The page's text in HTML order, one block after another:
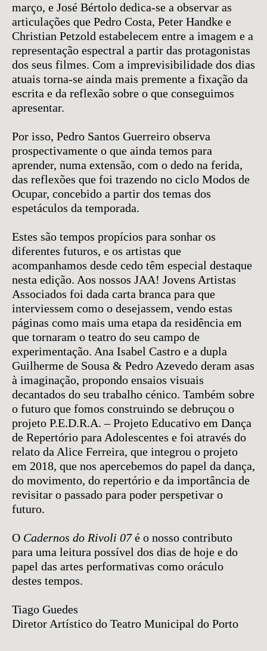
março, e José Bértolo dedica-se a observar as
articulações que Pedro Costa, Peter Handke e
Christian Petzold estabelecem entre a imagem e a
representação espectral a partir das protagonistas
dos seus filmes. Com a imprevisibilidade dos dias
atuais torna-se ainda mais premente a fixação da
escrita e da reflexão sobre o que conseguimos
apresentar.
Por isso, Pedro Santos Guerreiro observa
prospectivamente o que ainda temos para
aprender, numa extensão, com o dedo na ferida,
das reflexões que foi trazendo no ciclo Modos de
Ocupar, concebido a partir dos temas dos
espetáculos da temporada.
Estes são tempos propícios para sonhar os
diferentes futuros, e os artistas que
acompanhamos desde cedo têm especial destaque
nesta edição. Aos nossos JAA! Jovens Artistas
Associados foi dada carta branca para que
interviessem como o desejassem, vendo estas
páginas como mais uma etapa da residência em
que tornaram o teatro do seu campo de
experimentação. Ana Isabel Castro e a dupla
Guilherme de Sousa & Pedro Azevedo deram asas
à imaginação, propondo ensaios visuais
decantados do seu trabalho cénico. Também sobre
o futuro que fomos construindo se debruçou o
projeto P.E.D.R.A. – Projeto Educativo em Dança
de Repertório para Adolescentes e foi através do
relato da Alice Ferreira, que integrou o projeto
em 2018, que nos apercebemos do papel da dança,
do movimento, do repertório e da importância de
revisitar o passado para poder perspetivar o
futuro.
O Cadernos do Rivoli 07é o nosso contributo
para uma leitura possível dos dias de hoje e do
papel das artes performativas como oráculo
destes tempos.
Tiago Guedes
Diretor Artístico do Teatro Municipal do Porto